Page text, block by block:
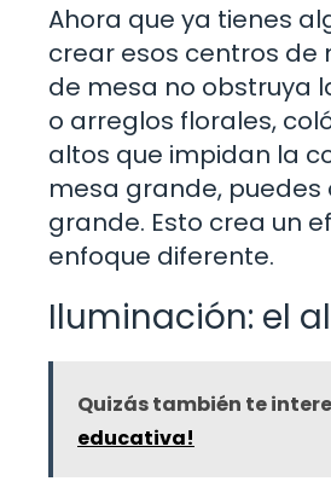
Ahora que ya tienes
crear esos centros de
de mesa no obstruya
o arreglos florales,
altos que impidan la
mesa grande,
grande. Esto crea un
enfoque diferente.
Iluminación: el
Quizás también te
educativa!